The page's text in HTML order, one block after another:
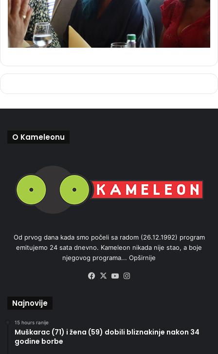
O Kameleonu
Od prvog dana kada smo počeli sa radom (26.12.1992) program
emitujemo 24 sata dnevno. Kameleon nikada nije stao, a boje
njegovog programa... Opširnije
Facebook
X YouTube
Najnovije
15 hours ranije
Muškarac (71) i žena (59) dobili bliznakinje nakon 34
godine borbe